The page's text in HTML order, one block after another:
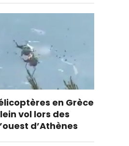
en Grèce
vol lors des
d’Athènes